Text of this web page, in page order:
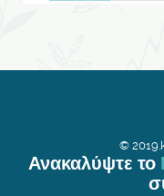
©
Ανακαλύψτε το